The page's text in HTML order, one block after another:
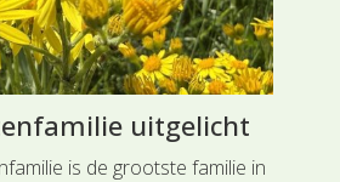
uitgelicht
is de grootste familie in